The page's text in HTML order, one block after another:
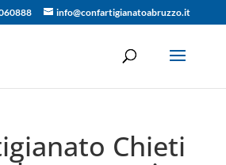
info@confartigianatoabruzzo.it
Chieti